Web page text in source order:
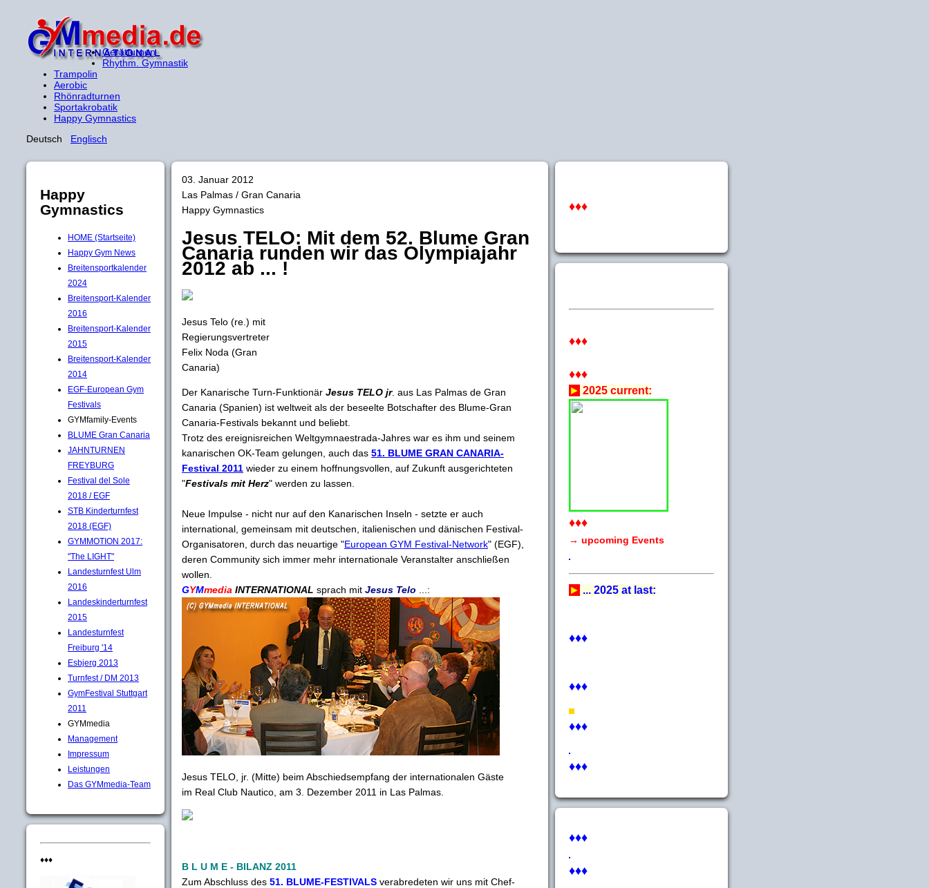
Gerätturnen
Rhythm. Gymnastik
Trampolin
Aerobic
Rhönradturnen
Sportakrobatik
Happy Gymnastics
Deutsch Englisch
Happy
Gymnastics
HOME (Startseite)
Happy Gym News
Breitensportkalender
2024
Breitensport-Kalender
2016
Breitensport-Kalender
2015
Breitensport-Kalender
2014
EGF-European Gym
Festivals
GYMfamily-Events
BLUME Gran Canaria
JAHNTURNEN
FREYBURG
Festival del Sole
2018 / EGF
STB Kinderturnfest
2018 (EGF)
GYMMOTION 2017:
"The LIGHT"
Landesturnfest Ulm
2016
Landeskinderturnfest
2015
Landesturnfest
Freiburg '14
Esbjerg 2013
Turnfest / DM 2013
GymFestival Stuttgart
2011
GYMmedia
Management
Impressum
Leistungen
Das GYMmedia-Team
♦♦♦
03. Januar 2012
Las Palmas / Gran Canaria
Happy Gymnastics
Jesus TELO: Mit dem 52. Blume Gran
Canaria runden wir das Olympiajahr
2012 ab ... !
Jesus Telo (re.) mit
Regierungsvertreter
Felix Noda (Gran
Canaria)
Der Kanarische Turn-Funktionär Jesus TELO jr. aus Las Palmas de Gran
Canaria (Spanien) ist weltweit als der beseelte Botschafter des Blume-Gran
Canaria-Festivals bekannt und beliebt.
Trotz des ereignisreichen Weltgymnaestrada-Jahres war es ihm und seinem
kanarischen OK-Team gelungen, auch das 51. BLUME GRAN CANARIA-
Festival 2011 wieder zu einem hoffnungsvollen, auf Zukunft ausgerichteten
"Festivals mit Herz" werden zu lassen.
Neue Impulse - nicht nur auf den Kanarischen Inseln - setzte er auch
international, gemeinsam mit deutschen, italienischen und dänischen Festival-
Organisatoren, durch das neuartige "European GYM Festival-Network" (EGF),
deren Community sich immer mehr internationale Veranstalter anschließen
wollen.
GYMmedia INTERNATIONAL sprach mit Jesus Telo ...:
Jesus TELO, jr. (Mitte) beim Abschiedsempfang der internationalen Gäste
im Real Club Nautico, am 3. Dezember 2011 in Las Palmas.
B L U M E - BILANZ 2011
Zum Abschluss des 51. BLUME-FESTIVALS verabredeten wir uns mit Chef-
♦♦♦
♦♦♦
♦♦♦
► 2025 current:
♦♦♦
→ upcoming Events
► ... 2025 at last:.
♦♦♦
♦♦♦
♦♦♦
♦♦♦
♦♦♦
♦♦♦